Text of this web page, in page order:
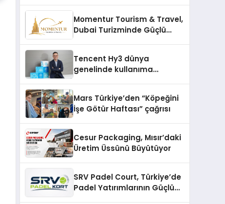
Momentur Tourism & Travel,
Dubai Turizminde Güçlü
Tencent Hy3 dünya
genelinde kullanıma
Mars Türkiye’den “Köpeğini
İşe Götür Haftası” çağrısı
Cesur Packaging, Mısır’daki
Üretim Üssünü Büyütüyor
SRV Padel Court, Türkiye’de
Padel Yatırımlarının Güçlü